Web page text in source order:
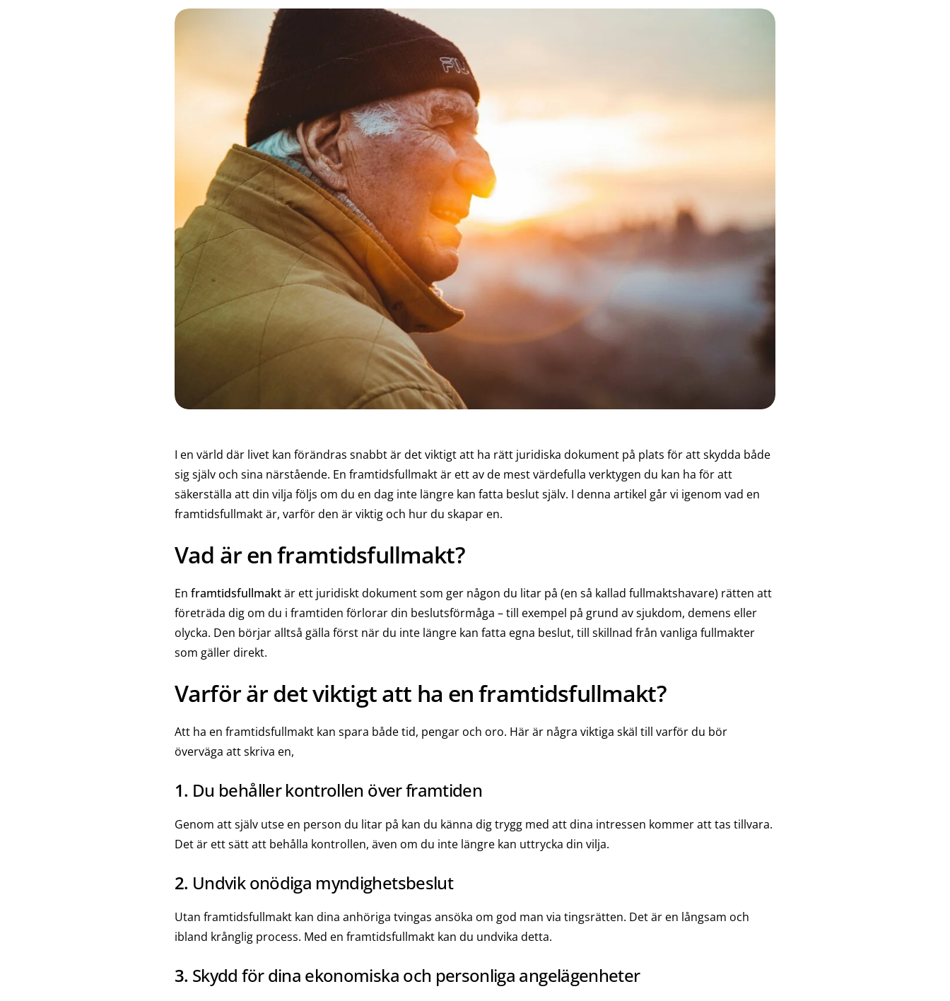
I en värld där livet kan förändras snabbt är det viktigt att ha rätt juridiska dokument på plats för att skydda både
sig själv och sina närstående. En framtidsfullmakt är ett av de mest värdefulla verktygen du kan ha för att
säkerställa att din vilja följs om du en dag inte längre kan fatta beslut själv. I denna artikel går vi igenom vad en
framtidsfullmakt är, varför den är viktig och hur du skapar en.
Vad är en framtidsfullmakt?
En framtidsfullmaktär ett juridiskt dokument som ger någon du litar på (en så kallad fullmaktshavare) rätten att
företräda dig om du i framtiden förlorar din beslutsförmåga – till exempel på grund av sjukdom, demens eller
olycka. Den börjar alltså gälla först när du inte längre kan fatta egna beslut, till skillnad från vanliga fullmakter
som gäller direkt.
Varför är det viktigt att ha en framtidsfullmakt?
Att ha en framtidsfullmakt kan spara både tid, pengar och oro. Här är några viktiga skäl till varför du bör
överväga att skriva en,
1. Du behåller kontrollen över framtiden
Genom att själv utse en person du litar på kan du känna dig trygg med att dina intressen kommer att tas tillvara.
Det är ett sätt att behålla kontrollen, även om du inte längre kan uttrycka din vilja.
2. Undvik onödiga myndighetsbeslut
Utan framtidsfullmakt kan dina anhöriga tvingas ansöka om god man via tingsrätten. Det är en långsam och
ibland krånglig process. Med en framtidsfullmakt kan du undvika detta.
3. Skydd för dina ekonomiska och personliga angelägenheter